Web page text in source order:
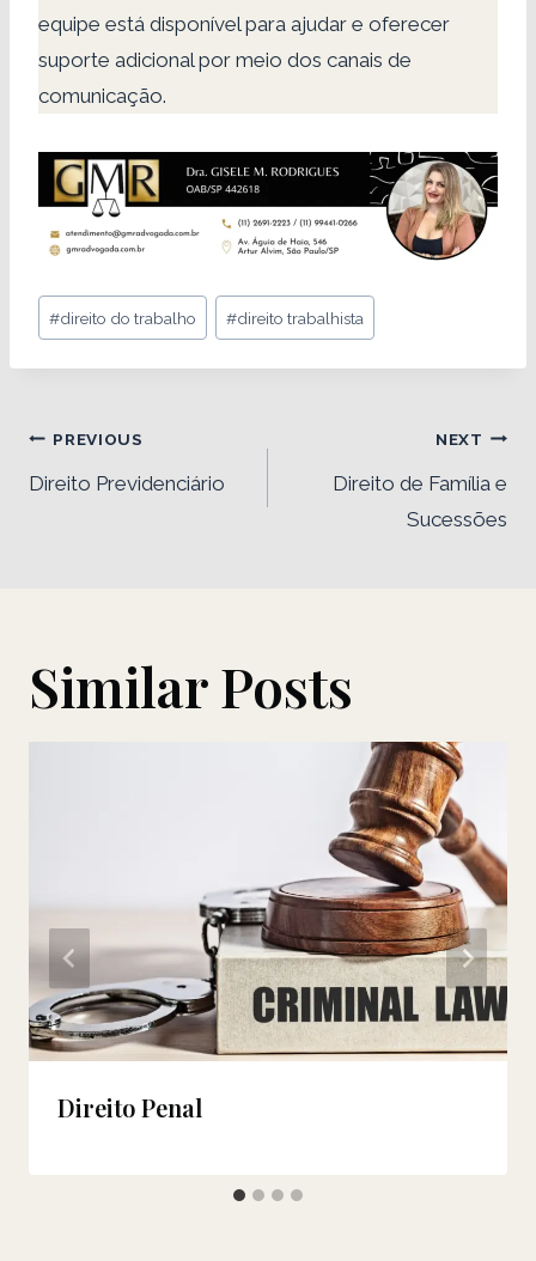
equipe está disponível para ajudar e oferecer
suporte adicional por meio dos canais de
comunicação.
Post
Tags:
#direito do trabalho #direito trabalhista
Navegação
de
PREVIOUS
Direito Previdenciário
NEXT
Direito de Família e
Sucessões
Similar Posts
Direito Penal